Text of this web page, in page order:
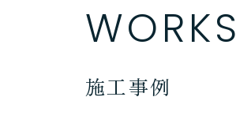
WORKS
施工事例